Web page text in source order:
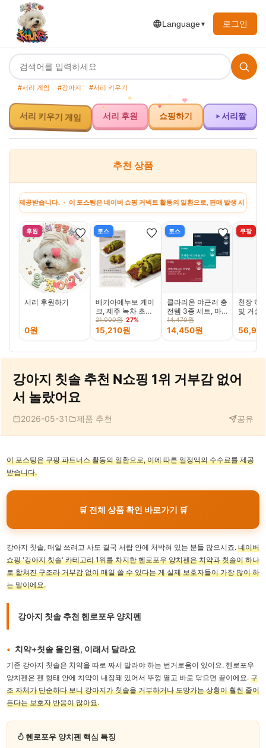
Language▼ 로그인
#서리 게임 #강아지 #서리 키우기
서리 키우기 게임 서리 후원 쇼핑하기 서리짤
추천 상품
공받습니다. · 이 포스팅은 네이버 쇼핑 커넥트 활동의 일환으로, 판매 발생 시 수수료를
후원
서리 후원하기
0원
토스
베키아에누보 케이
크, 제주 녹차 초코
파운드, 490g
21,000원 27%
15,210원
토스
클라리온 야근러 충
전템 3종 세트, 마
그네슘 + 코큐텐 +
루테인, 90정, 1개
14,470원
14,450원
쿠팡
천장 하
빛 거실
색 방 북
강아지 칫솔 추천 N쇼핑 1위 거부감 없어
서 놀랐어요
2026-05-31 제품 추천 공유
이 포스팅은 쿠팡 파트너스 활동의 일환으로, 이에 따른 일정액의 수수료를 제공
받습니다.
🛒 전체 상품 확인 바로가기 🛒
강아지 칫솔, 매일 쓰려고 사도 결국 서랍 안에 처박혀 있는 분들 많으시죠. 네이버
쇼핑 '강아지 칫솔' 카테고리 1위를 차지한 헨로포우 양치펜은 치약과 칫솔이 하나
로 합쳐진 구조라 거부감 없이 매일 쓸 수 있다는 게 실제 보호자들이 가장 많이 하
는 말이에요.
강아지 칫솔 추천 헨로포우 양치펜
치약+칫솔 올인원, 이래서 달라요
기존 강아지 칫솔은 치약을 따로 짜서 발라야 하는 번거로움이 있어요. 헨로포우
양치펜은 펜 형태 안에 치약이 내장돼 있어서 뚜껑 열고 바로 닦으면 끝이에요. 구
조 자체가 단순하다 보니 강아지가 칫솔을 거부하거나 도망가는 상황이 훨씬 줄어
든다는 보호자 반응이 많아요.
헨로포우 양치펜 핵심 특징